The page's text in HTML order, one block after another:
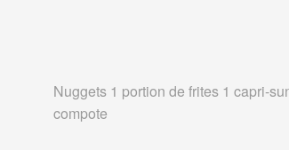
Nuggets 1 portion de frites 1 capri-
compote